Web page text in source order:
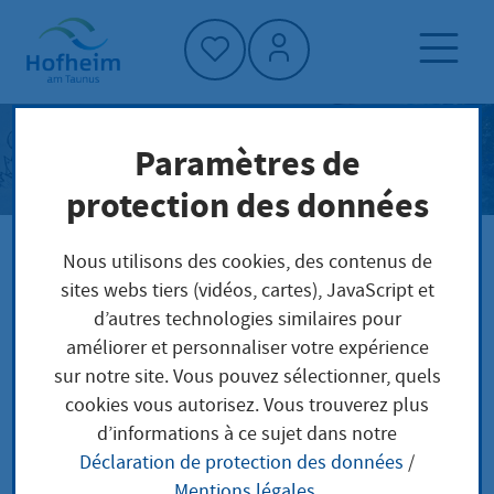
Accueil"
Concept de protection
climatique
Page d'accueil
Protection du climat et environnement
Objectif et stratégie climatiques
Concept de protection climatique
Paramètres de
protection des données
Nous utilisons des cookies, des contenus de
sites webs tiers (vidéos, cartes), JavaScript et
d’autres technologies similaires pour
améliorer et personnaliser votre expérience
sur notre site. Vous pouvez sélectionner, quels
cookies vous autorisez. Vous trouverez plus
d’informations à ce sujet dans notre
Déclaration de protection des données /